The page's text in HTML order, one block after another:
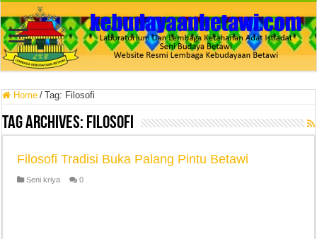
Home / Tag: Filosofi
Tag Archives: Filosofi
Filosofi Tradisi Buka Palang Pintu Betawi
Seni kriya 0